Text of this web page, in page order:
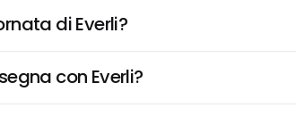
di Everli?
con Everli?